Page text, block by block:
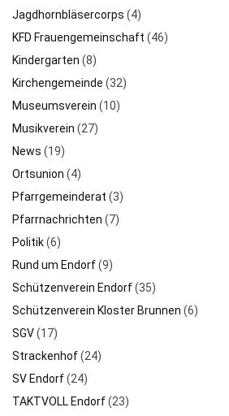
Jagdhornbläsercorps (4)
KFD Frauengemeinschaft (46)
Kindergarten (8)
Kirchengemeinde (32)
Museumsverein (10)
Musikverein (27)
News (19)
Ortsunion (4)
Pfarrgemeinderat (3)
Pfarrnachrichten (7)
Politik(6)
Rund um Endorf(9)
Schützenverein Endorf(35)
Schützenverein Kloster Brunnen (6)
SGV(17)
Strackenhof(24)
SV Endorf(24)
TAKTVOLL Endorf(23)